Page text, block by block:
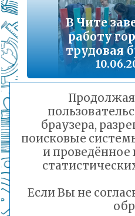
Подробнее...
Телефон горячей
проведения
образования и
Порядок
малоимущих семей
Подробнее...
Горячая линия по
30-21
В Чите
работу
трудовая
В детском
Продолжая
браузера,
поисковые
и проведённое
Если Вы не